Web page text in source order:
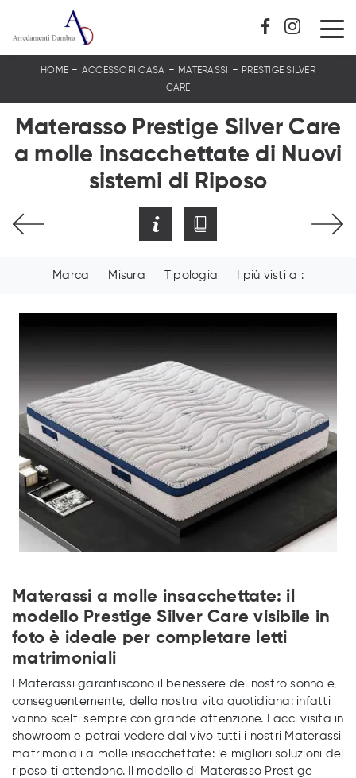
HOME - ACCESSORI CASA - MATERASSI - PRESTIGE SILVER
CARE
Materasso Prestige Silver Care
a molle insacchettate di Nuovi
sistemi di Riposo
Marca Misura Tipologia I più visti a :
Materassi a molle insacchettate: il
modello Prestige Silver Care visibile in
foto è ideale per completare letti
matrimoniali
I Materassi garantiscono il benessere del nostro sonno e,
conseguentemente, della nostra vita quotidiana: infatti
vanno scelti sempre con grande attenzione. Facci visita in
showroom e potrai vedere dal vivo tutti i nostri Materassi
matrimoniali a molle insacchettate: le migliori soluzioni del
riposo ti attendono. Il modello di Materasso Prestige